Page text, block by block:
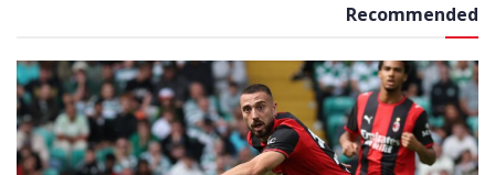
Recommended